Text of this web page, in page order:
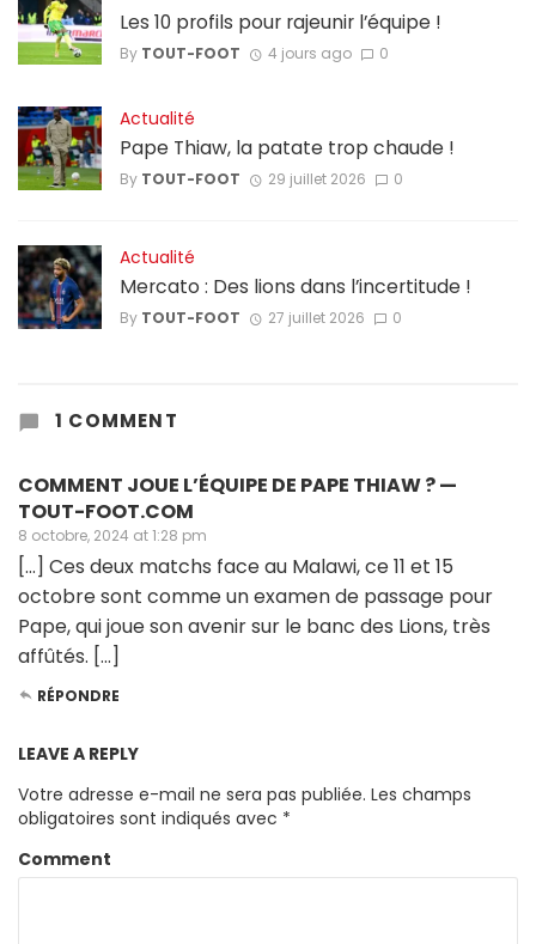
Les 10 profils pour rajeunir l’équipe !
By TOUT-FOOT 4 jours ago 0
Actualité
Pape Thiaw, la patate trop chaude !
By TOUT-FOOT 29 juillet 2026 0
Actualité
Mercato : Des lions dans l’incertitude !
By TOUT-FOOT 27 juillet 2026 0
1 COMMENT
COMMENT JOUE L’ÉQUIPE DE PAPE THIAW ? —
TOUT-FOOT.COM
8 octobre, 2024 at 1:28 pm
[…] Ces deux matchs face au Malawi, ce 11 et 15
octobre sont comme un examen de passage pour
Pape, qui joue son avenir sur le banc des Lions, très
affûtés. […]
RÉPONDRE
LEAVE A REPLY
Votre adresse e-mail ne sera pas publiée. Les champs
obligatoires sont indiqués avec *
Comment